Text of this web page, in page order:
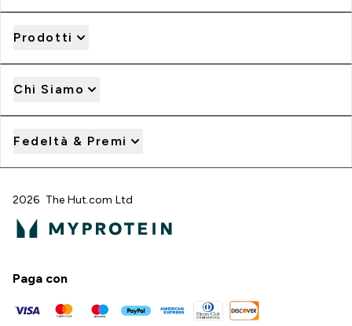
Prodotti
Chi Siamo
Fedeltà & Premi
2026 The Hut.com Ltd
Paga con